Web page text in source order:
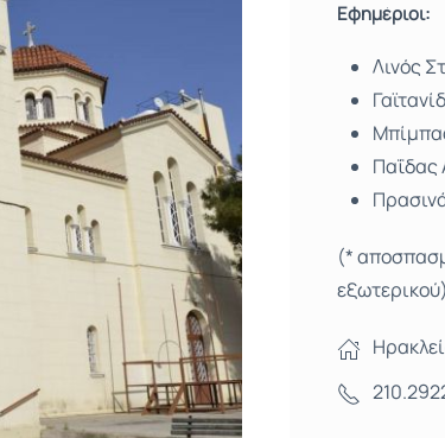
Εφημέριοι:
Λινός
Παΐδας
(*
εξωτερικού)